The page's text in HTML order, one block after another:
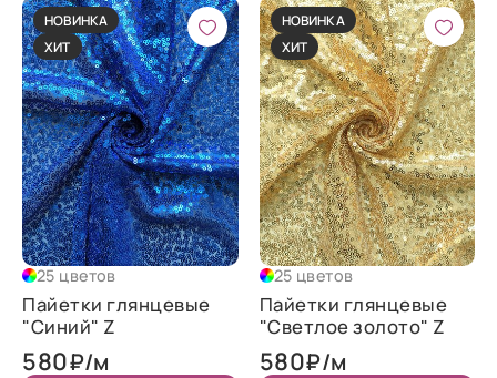
НОВИНКА
ХИТ
25 цветов
Пайетки глянцевые
"Синий" Z
580₽/м
НОВИНКА
ХИТ
25 цветов
Пайетки глянцевые
"Светлое золото" Z
580₽/м